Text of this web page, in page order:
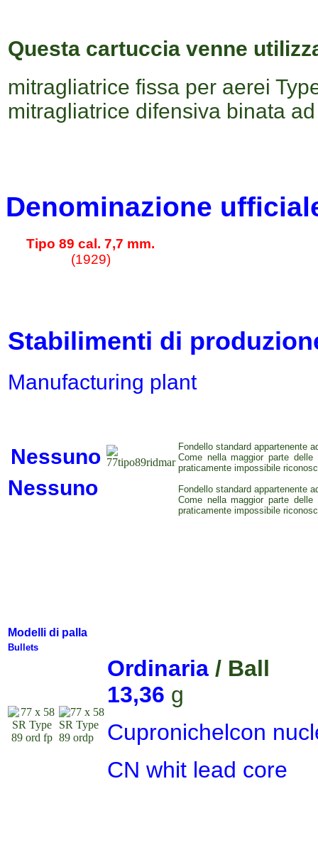
Questa cartuccia venne
mitragliatrice fissa per aerei
mitragliatrice difensiva binata
Denominazione
Tipo 89 cal. 7,7 mm.
(1929)
Stabilimenti di
Manufacturing plant
Nessuno
Fondello standard appartenente
Come nella maggior parte
praticamente impossibile
Nessuno
Fondello standard appartenente
Come nella maggior parte
praticamente impossibile
Modelli di palla
Bullets
Ordinaria / Ball
13,36 g
Cupronichelcon
CN whit lead core